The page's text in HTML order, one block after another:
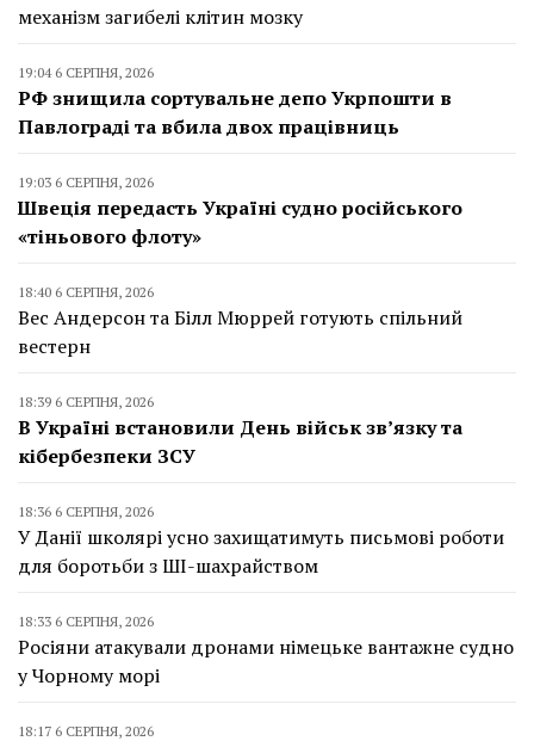
механізм загибелі клітин мозку
19:04 6 СЕРПНЯ, 2026
РФ знищила сортувальне депо Укрпошти в
Павлограді та вбила двох працівниць
19:03 6 СЕРПНЯ, 2026
Швеція передасть Україні судно російського
«тіньового флоту»
18:40 6 СЕРПНЯ, 2026
Вес Андерсон та Білл Мюррей готують спільний
вестерн
18:39 6 СЕРПНЯ, 2026
В Україні встановили День військ зв’язку та
кібербезпеки ЗСУ
18:36 6 СЕРПНЯ, 2026
У Данії школярі усно захищатимуть письмові роботи
для боротьби з ШІ-шахрайством
18:33 6 СЕРПНЯ, 2026
Росіяни атакували дронами німецьке вантажне судно
у Чорному морі
18:17 6 СЕРПНЯ, 2026